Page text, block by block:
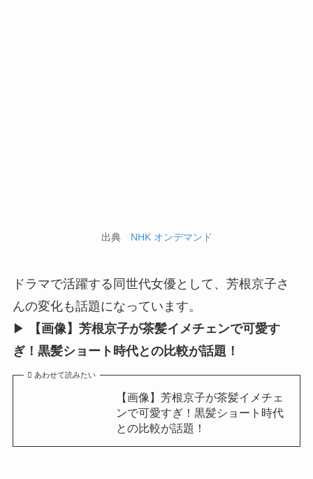
出典 NHK オンデマンド
ドラマで活躍する同世代女優として、芳根京子さ
んの変化も話題になっています。
▶︎
【画像】芳根京子が茶髪イメチェンで可愛す
ぎ！黒髪ショート時代との比較が話題！
あわせて読みたい
【画像】芳根京子が茶髪イメチェ
ンで可愛すぎ！黒髪ショート時代
との比較が話題！